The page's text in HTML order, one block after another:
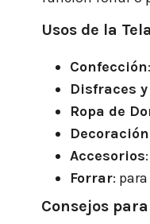
Usos de la
Confección
Disfraces
Ropa de
Decoración
Accesorios
Forrar:
Consejos